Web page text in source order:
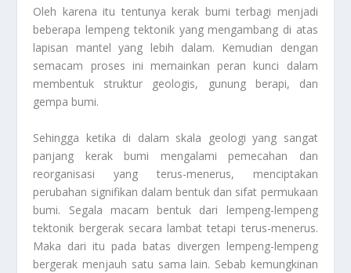
Oleh karena itu tentunya kerak bumi terbagi menjadi
beberapa lempeng tektonik yang mengambang di atas
lapisan mantel yang lebih dalam. Kemudian dengan
semacam proses ini memainkan peran kunci dalam
membentuk struktur geologis, gunung berapi, dan
gempa bumi.
Sehingga ketika di dalam skala geologi yang sangat
panjang kerak bumi mengalami pemecahan dan
reorganisasi yang terus-menerus, menciptakan
perubahan signifikan dalam bentuk dan sifat permukaan
bumi. Segala macam bentuk dari lempeng-lempeng
tektonik bergerak secara lambat tetapi terus-menerus.
Maka dari itu pada batas divergen lempeng-lempeng
bergerak menjauh satu sama lain. Sebab kemungkinan